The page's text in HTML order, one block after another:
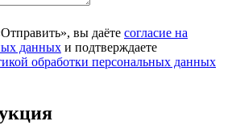
вы даёте согласие на
данных и подтверждаете
обработки персональных данных